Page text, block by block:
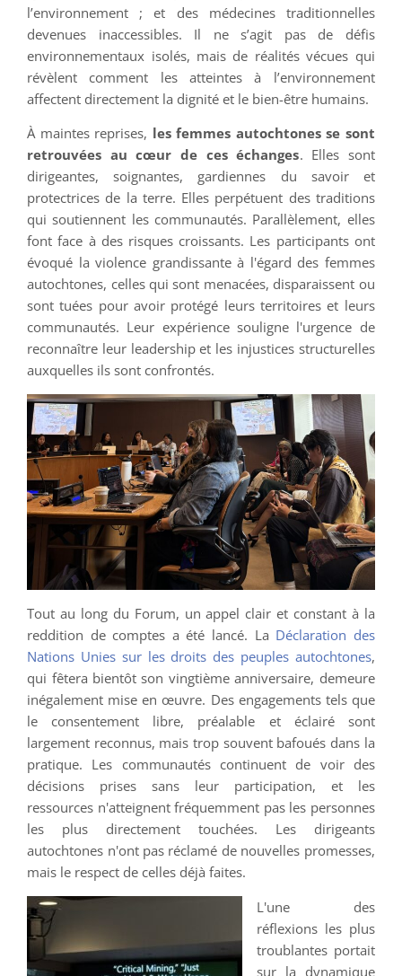
l’environnement ; et des médecines traditionnelles
devenues inaccessibles. Il ne s’agit pas de défis
environnementaux isolés, mais de réalités vécues qui
révèlent comment les atteintes à l’environnement
affectent directement la dignité et le bien-être humains.
À maintes reprises, les femmes autochtones se sont
retrouvées au cœur de ces échanges. Elles sont
dirigeantes, soignantes, gardiennes du savoir et
protectrices de la terre. Elles perpétuent des traditions
qui soutiennent les communautés. Parallèlement, elles
font face à des risques croissants. Les participants ont
évoqué la violence grandissante à l'égard des femmes
autochtones, celles qui sont menacées, disparaissent ou
sont tuées pour avoir protégé leurs territoires et leurs
communautés. Leur expérience souligne l'urgence de
reconnaître leur leadership et les injustices structurelles
auxquelles ils sont confrontés.
Tout au long du Forum, un appel clair et constant à la
reddition de comptes a été lancé. La Déclaration des
Nations Unies sur les droits des peuples autochtones,
qui fêtera bientôt son vingtième anniversaire, demeure
inégalement mise en œuvre. Des engagements tels que
le consentement libre, préalable et éclairé sont
largement reconnus, mais trop souvent bafoués dans la
pratique. Les communautés continuent de voir des
décisions prises sans leur participation, et les
ressources n'atteignent fréquemment pas les personnes
les plus directement touchées. Les dirigeants
autochtones n'ont pas réclamé de nouvelles promesses,
mais le respect de celles déjà faites.
L'une des
réflexions les plus
troublantes portait
sur la dynamique